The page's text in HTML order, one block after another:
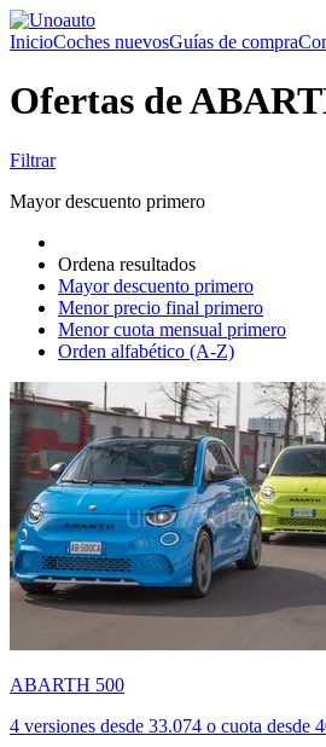
InicioCoches nuevosGuías de compra
Ofertas de
Filtrar
Mayor descuento primero
Ordena resultados
Mayor descuento primero
Menor precio final primero
Menor cuota mensual primero
Orden alfabético (A-Z)
ABARTH 500
4 versiones desde 33.074 o cuota desde